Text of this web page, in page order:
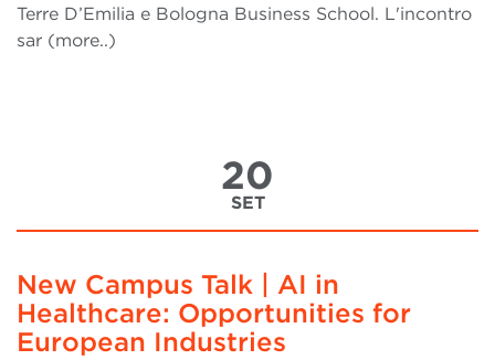
Terre D’Emilia e Bologna Business School. L'incontro
sar (more..)
20
SET
New Campus Talk | AI in
Healthcare: Opportunities for
European Industries